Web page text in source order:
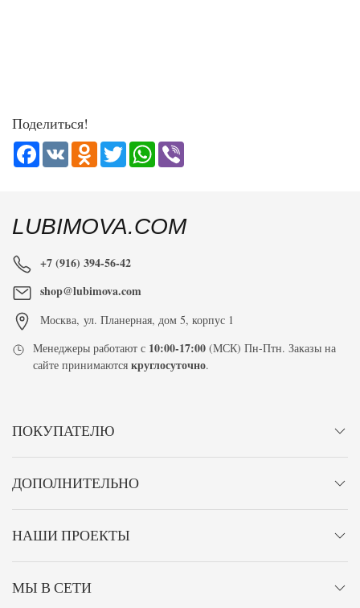
Поделиться!
Facebook
VK Odnoklassniki
TwitterWhatsApp
LUBIMOVA.COM
+7 (916) 394-56-42
shop@lubimova.com
Москва, ул. Планерная, дом 5, корпус 1
Менеджеры работают с 10:00-17:00 (МСК) Пн-Птн. Заказы на
сайте принимаютсякруглосуточно.
ПОКУПАТЕЛЮ
ДОПОЛНИТЕЛЬНО
НАШИ ПРОЕКТЫ
МЫ В СЕТИ